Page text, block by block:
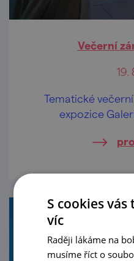
Večerní
19.
Tematické
expozice
S cookies
víc
Raději lákáme na
musíme říct o